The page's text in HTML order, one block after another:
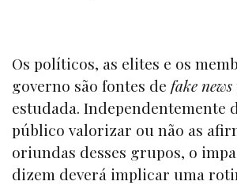
Os políticos, as elites e os
governo são fontes de fake news
estudada. Independentemente
público valorizar ou não as
oriundas desses grupos, o
dizem deverá implicar uma